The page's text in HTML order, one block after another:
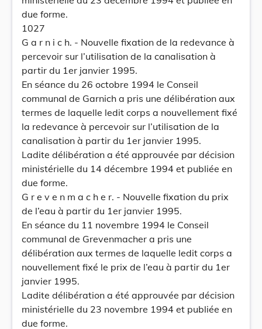
due forme.
1027
G a r n i c h. - Nouvelle fixation de la redevance à
percevoir sur l’utilisation de la canalisation à
partir du 1er janvier 1995.
En séance du 26 octobre 1994 le Conseil
communal de Garnich a pris une délibération aux
termes de laquelle ledit corps a nouvellement fixé
la redevance à percevoir sur l’utilisation de la
canalisation à partir du 1er janvier 1995.
Ladite délibération a été approuvée par décision
ministérielle du 14 décembre 1994 et publiée en
due forme.
G r e v e n m a c h e r. - Nouvelle fixation du prix
de l’eau à partir du 1er janvier 1995.
En séance du 11 novembre 1994 le Conseil
communal de Grevenmacher a pris une
délibération aux termes de laquelle ledit corps a
nouvellement fixé le prix de l’eau à partir du 1er
janvier 1995.
Ladite délibération a été approuvée par décision
ministérielle du 23 novembre 1994 et publiée en
due forme.